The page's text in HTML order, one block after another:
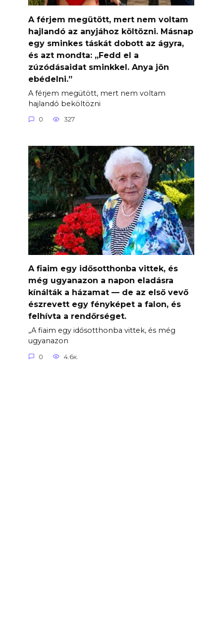
A férjem megütött, mert nem voltam
hajlandó az anyjához költözni. Másnap
egy sminkes táskát dobott az ágyra,
és azt mondta: „Fedd el a
zúzódásaidat sminkkel. Anya jön
ebédelni.”
A férjem megütött, mert nem voltam
hajlandó beköltözni
0 327
A fiaim egy idősotthonba vittek, és
még ugyanazon a napon eladásra
kínálták a házamat — de az első vevő
észrevett egy fényképet a falon, és
felhívta a rendőrséget.
„A fiaim egy idősotthonba vittek, és még
ugyanazon
0 4.6к.